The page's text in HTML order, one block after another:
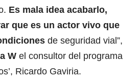
Es mala idea acabarlo,
que es un actor vivo que
de seguridad vial”,
W el consultor del programa
Ricardo Gaviria.